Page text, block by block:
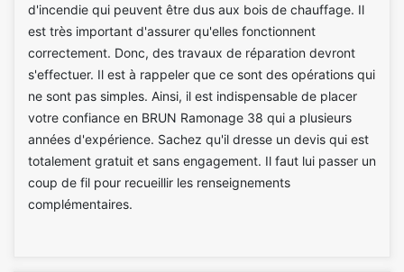
d'incendie qui peuvent être dus aux bois de chauffage. Il
est très important d'assurer qu'elles fonctionnent
correctement. Donc, des travaux de réparation devront
s'effectuer. Il est à rappeler que ce sont des opérations qui
ne sont pas simples. Ainsi, il est indispensable de placer
votre confiance en BRUN Ramonage 38 qui a plusieurs
années d'expérience. Sachez qu'il dresse un devis qui est
totalement gratuit et sans engagement. Il faut lui passer un
coup de fil pour recueillir les renseignements
complémentaires.